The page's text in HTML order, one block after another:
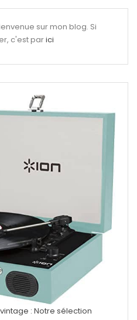
sur mon blog. Si
c'est parici
: Notre sélection